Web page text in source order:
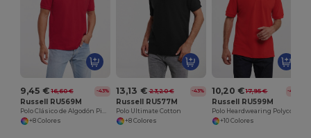
9,45 € 16,60 € -43%
Russell RU569M
+8 Colores
13,13 € 23,20 € -43%
Russell RU577M
Polo Ultimate Cotton
+8 Colores
10,20 € 17,95 € -43%
Russell RU599M
+10 Colores